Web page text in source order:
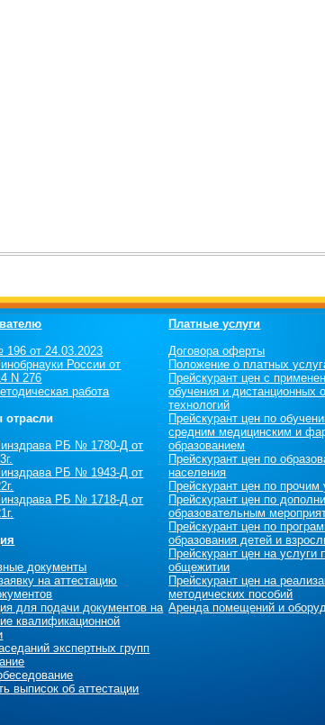
196 от 24.03.2023
России от
N 276
работа
отрасли
РБ № 1780-Д от
РБ № 1943-Д от
РБ № 1718-Д от
документы
на аттестацию
для подачи документов на
квалификационной
экспертных групп
выписок об аттестации
Платные услуги
Договора оферты
Положение о платных
Прейскурант цен c
обучения и дистанционных
технологий
Прейскурант цен по
средним медицинским и
образованием
Прейскурант цен по
населения
Прейскурант цен по прочим
Прейскурант цен по
образовательным
Прейскурант цен по
образования детей и
Прейскурант цен на услуги
общежитии
Прейскурант цен на
методических пособий
Аренда помещений и